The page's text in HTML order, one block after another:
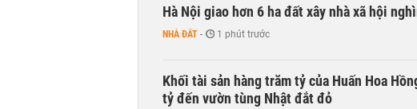
Hà Nội giao hơn 6 ha đất xây nhà xã hội
NHÀ ĐẤT - 1 phút trước
Khối tài sản hàng trăm tỷ của Huấn Hoa
tỷ đến vườn tùng Nhật đắt đỏ